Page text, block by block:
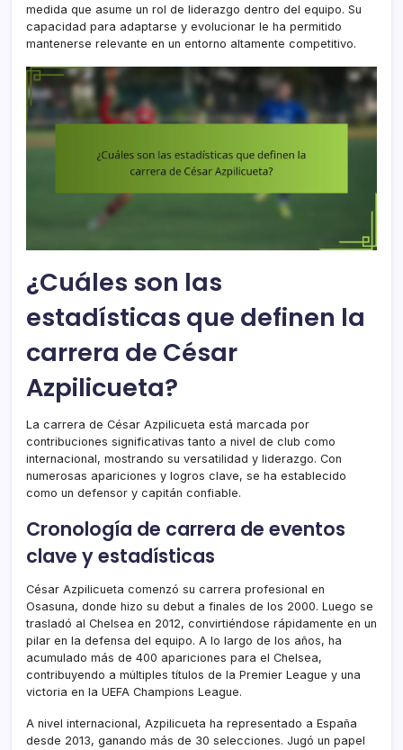
medida que asume un rol de liderazgo dentro del equipo. Su
capacidad para adaptarse y evolucionar le ha permitido
mantenerse relevante en un entorno altamente competitivo.
¿Cuáles son las
estadísticas que definen la
carrera de César
Azpilicueta?
La carrera de César Azpilicueta está marcada por
contribuciones significativas tanto a nivel de club como
internacional, mostrando su versatilidad y liderazgo. Con
numerosas apariciones y logros clave, se ha establecido
como un defensor y capitán confiable.
Cronología de carrera de eventos
clave y estadísticas
César Azpilicueta comenzó su carrera profesional en
Osasuna, donde hizo su debut a finales de los 2000. Luego se
trasladó al Chelsea en 2012, convirtiéndose rápidamente en un
pilar en la defensa del equipo. A lo largo de los años, ha
acumulado más de 400 apariciones para el Chelsea,
contribuyendo a múltiples títulos de la Premier League y una
victoria en la UEFA Champions League.
A nivel internacional, Azpilicueta ha representado a España
desde 2013, ganando más de 30 selecciones. Jugó un papel